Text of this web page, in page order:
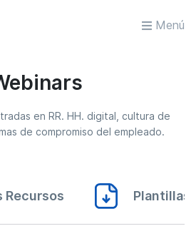
Menú
en RR. HH. digital, cultura de
de compromiso del empleado.
Recursos Plantillas